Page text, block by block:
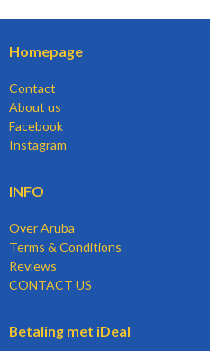
Homepage
Contact
About us
Facebook
Instagram
INFO
Over Aruba
Terms & Conditions
Reviews
CONTACT US
Betaling met iDeal